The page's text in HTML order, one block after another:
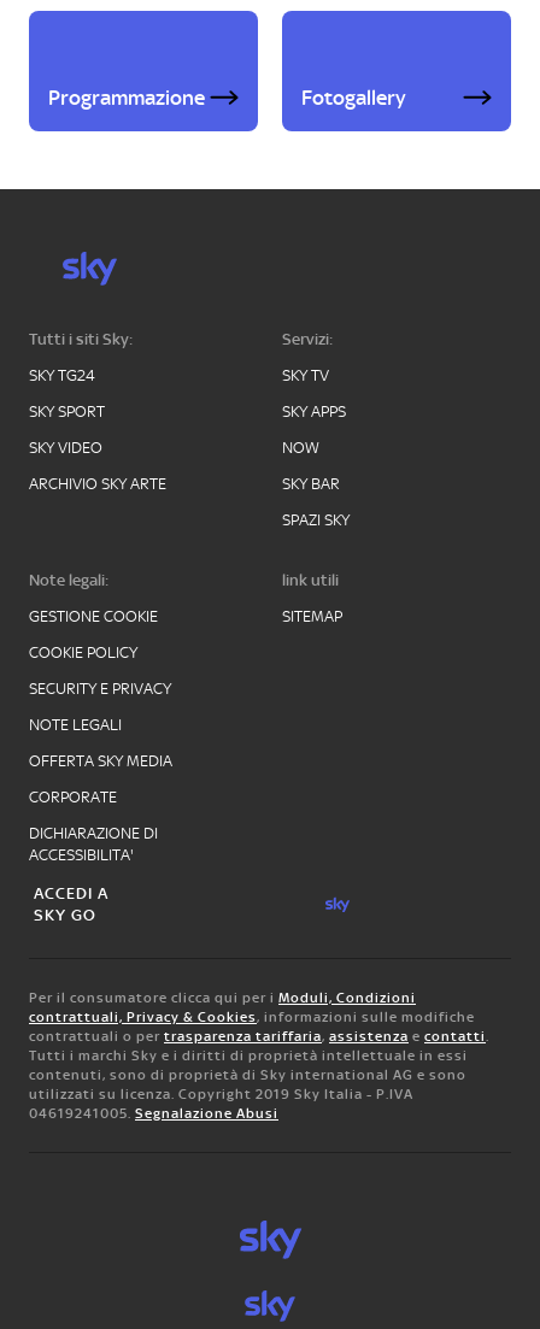
Programmazione Fotogallery
Tutti i siti Sky:
SKY TG24
SKY SPORT
SKY VIDEO
ARCHIVIO SKY ARTE
Servizi:
SKY TV
SKY APPS
NOW
SKY BAR
SPAZI SKY
Note legali:
GESTIONE COOKIE
COOKIE POLICY
SECURITY E PRIVACY
NOTE LEGALI
OFFERTA SKY MEDIA
CORPORATE
DICHIARAZIONE DI
ACCESSIBILITA'
link utili
SITEMAP
ACCEDI A
SKY GO
Per il consumatore clicca qui per i Moduli, Condizioni
contrattuali, Privacy & Cookies, informazioni sulle modifiche
contrattuali o per trasparenza tariffaria, assistenza e contatti.
Tutti i marchi Sky e i diritti di proprietà intellettuale in essi
contenuti, sono di proprietà di Sky international AG e sono
utilizzati su licenza. Copyright 2019 Sky Italia - P.IVA
04619241005. Segnalazione Abusi